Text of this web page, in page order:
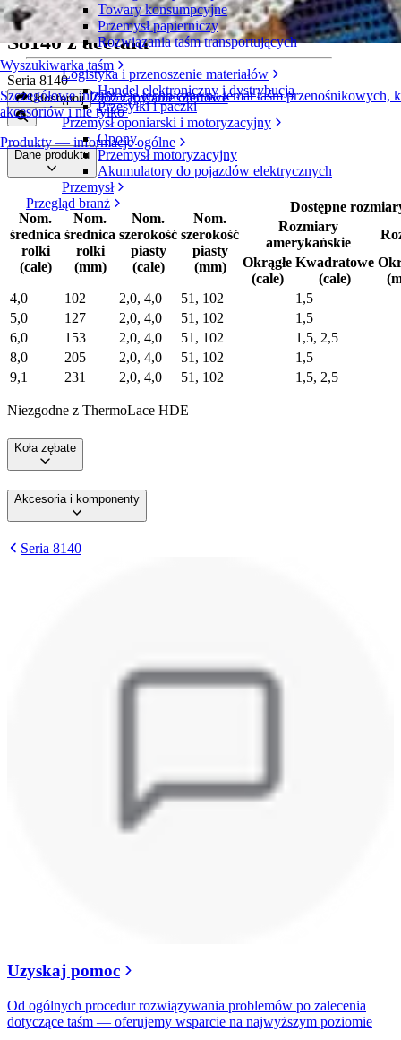
Wyszukiwarka taśm
Szczegółowe informacje techniczne na temat taśm przenośnikowych,
akcesoriów i nie tylko
Produkty — informacje ogólne
Towary konsumpcyjne
Przemysł papierniczy
Rozwiązania taśm transportujących
Logistyka i przenoszenie materiałów
Handel elektroniczny i dystrybucja
Przesyłki i paczki
Przemysł oponiarski i motoryzacyjny
Opony
Przemysł motoryzacyjny
Akumulatory do pojazdów elektrycznych
Przemysł
Przegląd branż
Dane koła pomocniczego bez rowka
S8140 z acetalu
Seria 8140
Udostępnij Złóż zapytanie ofertowe
Dane produktu
Nom.
średnica
rolki
(cale)
Nom.
średnica
rolki
(mm)
Nom.
szerokość
piasty
(cale)
Nom.
szerokość
piasty
(mm)
Dostępne
Rozmiary
amerykańskie
Okrągłe
(cale)
Kwadratowe
(cale)
4,0
102 2,0, 4,0 51, 102
1,5
5,0
127 2,0, 4,0 51, 102
1,5
6,0
153 2,0, 4,0 51, 102
1,5, 2,5
8,0
205 2,0, 4,0 51, 102
1,5
9,1
231 2,0, 4,0 51, 102 1,5, 2,5
Niezgodne z ThermoLace HDE
Koła zębate
Akcesoria i komponenty
Seria 8140
Uzyskaj pomoc
Od ogólnych procedur rozwiązywania problemów po zalecenia
dotyczące taśm — oferujemy wsparcie na najwyższym poziomie